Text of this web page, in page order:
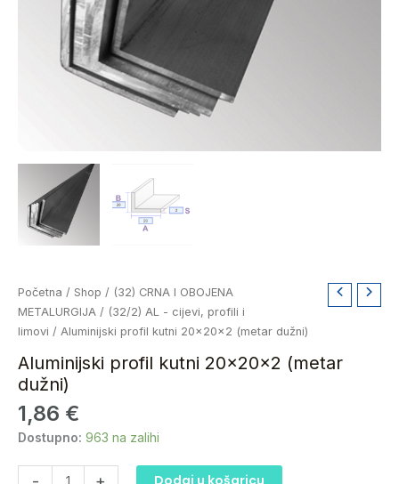
Početna / Shop / (32) CRNA I OBOJENA
METALURGIJA / (32/2) AL - cijevi, profili i
limovi / Aluminijski profil kutni 20x20x2 (metar dužni)
Aluminijski profil kutni 20x20x2 (metar
dužni)
1,86 €
Dostupno: 963 na zalihi
Aluminijski
profil
kutni
(metar
dužni)
količina